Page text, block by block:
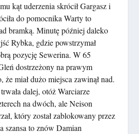
kąt uderzenia skrócił Gargasz i
do pomocnika Warty to
bramką. Minutę później daleko
Rybka, gdzie powstrzymał
pozycję Sewerina. W 65
dostrzeżony na prawym
miał dużo miejsca zawinął nad.
dalej, otóż Warciarze
na dwóch, ale Neison
który został zablokowany przez
to znów Damian